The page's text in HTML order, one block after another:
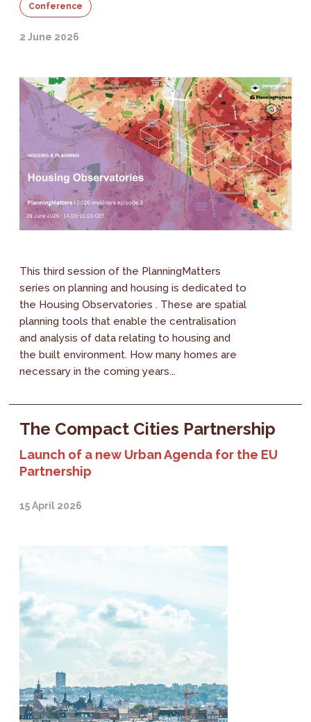
Conference
2 June 2026
This third session of the PlanningMatters
series on planning and housing is dedicated to
the Housing Observatories . These are spatial
planning tools that enable the centralisation
and analysis of data relating to housing and
the built environment. How many homes are
necessary in the coming years...
The Compact Cities Partnership
Launch of a new Urban Agenda for the EU
Partnership
15 April 2026